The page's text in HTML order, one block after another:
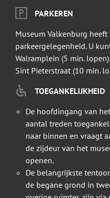
PARKEREN
Museum Valkenburg heeft
parkeergelegenheid. U
Walramplein (5 min.
Sint Pieterstraat (10 min.
TOEGANKELIJKHEID
De hoofdingang van
aantal treden
naar binnen en vraagt
de zijdeur van het
openen.
De belangrijkste
de begane grond in